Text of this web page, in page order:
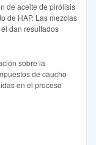
de aceite de pirólisis
de HAP. Las mezclas
dan resultados
sobre la
de caucho
en el proceso